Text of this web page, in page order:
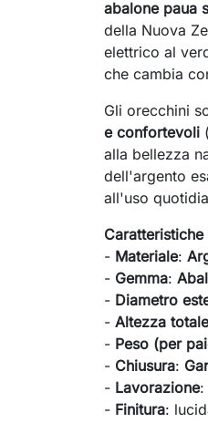
abalone paua
della Nuova
elettrico al
che cambia
Gli orecchini
e confortevoli
alla bellezza
dell'argento
all'uso
- Materiale:
- Gemma:
- Diametro
- Altezza
- Peso (per
- Chiusura:
- Lavorazione:
- Finitura: